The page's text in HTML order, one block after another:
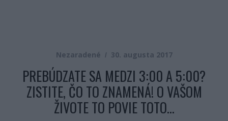
Nezaradené 30. augusta 2017
PREBÚDZATE SA MEDZI 3:00 A 5:00?
ZISTITE, ČO TO ZNAMENÁ! O VAŠOM
ŽIVOTE TO POVIE TOTO…